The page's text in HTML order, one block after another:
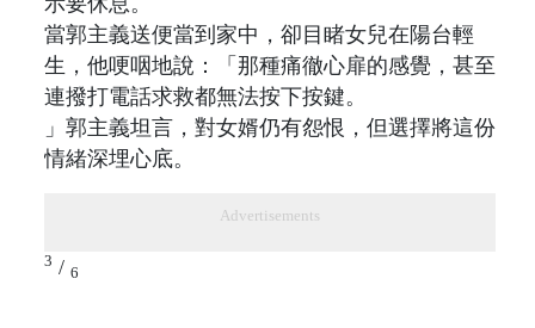
當郭主義送便當到家中，卻目睹女兒在陽台輕
生，他哽咽地說：「那種痛徹心扉的感覺，甚至
連撥打電話求救都無法按下按鍵。
」郭主義坦言，對女婿仍有怨恨，但選擇將這份
情緒深埋心底。
Advertisements
3 / 6